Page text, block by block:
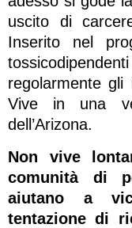
uscito di
Inserito nel
regolarmente gli
Vive in una
dell’Arizona.
Non vive
comunità di
aiutano a
tentazione di